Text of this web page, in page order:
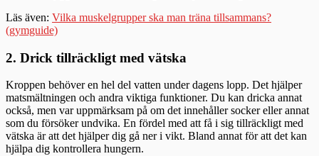
Läs även: Vilka muskelgrupper ska man träna tillsammans?
(gymguide)
2. Drick tillräckligt med vätska
Kroppen behöver en hel del vatten under dagens lopp. Det hjälper
matsmältningen och andra viktiga funktioner. Du kan dricka annat
också, men var uppmärksam på om det innehåller socker eller annat
som du försöker undvika. En fördel med att få i sig tillräckligt med
vätska är att det hjälper dig gå ner i vikt. Bland annat för att det kan
hjälpa dig kontrollera hungern.